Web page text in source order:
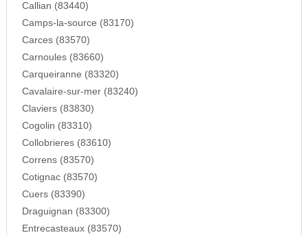
Callian (83440)
Camps-la-source (83170)
Carces (83570)
Carnoules (83660)
Carqueiranne (83320)
Cavalaire-sur-mer (83240)
Claviers (83830)
Cogolin (83310)
Collobrieres (83610)
Correns (83570)
Cotignac (83570)
Cuers (83390)
Draguignan (83300)
Entrecasteaux (83570)